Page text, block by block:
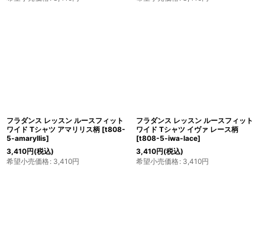
フラダンス レッスン ルースフィット
ワイド Tシャツ アマリリス柄 [t808-
5-amaryllis]
3,410円(税込)
希望小売価格: 3,410円
フラダンス レッスン ルースフィット
ワイド Tシャツ イヴァ レース柄
[t808-5-iwa-lace]
3,410円(税込)
希望小売価格: 3,410円